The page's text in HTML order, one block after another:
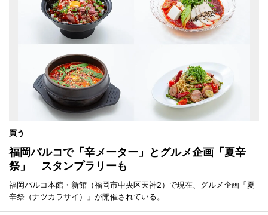
買う
福岡パルコで「辛メーター」とグルメ企画「夏辛
祭」 スタンプラリーも
福岡パルコ本館・新館（福岡市中央区天神2）で現在、グルメ企画「夏
辛祭（ナツカラサイ）」が開催されている。